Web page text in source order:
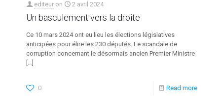
editeur on 2 avril 2024
Un basculement vers la droite
Ce 10 mars 2024 ont eu lieu les élections législatives
anticipées pour élire les 230 députés. Le scandale de
corruption concernant le désormais ancien Premier Ministre
[…]
0 Read more